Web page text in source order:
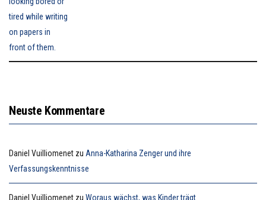
Neuste Kommentare
Daniel Vuilliomenet zu Anna-Katharina Zenger und ihre
Verfassungskenntnisse
Daniel Vuilliomenet zu Woraus wächst, was Kinder trägt